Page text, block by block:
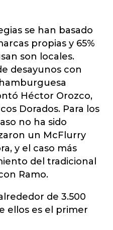
se han basado
propias y 65%
son locales.
desayunos con
Héctor Orozco,
Dorados. Para los
no ha sido
un McFlurry
y el caso más
del tradicional
Ramo.
de 3.500
ellos es el primer